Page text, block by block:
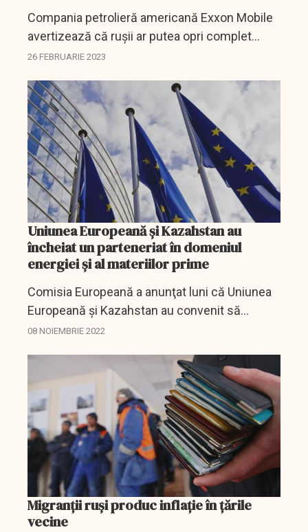
Compania petrolieră americană Exxon Mobile
avertizează că rușii ar putea opri complet
fluxul de țiței de pe conducta Caspian Pipeline
România.
26 FEBRUARIE 2023
Uniunea Europeană şi Kazahstan au
încheiat un parteneriat în domeniul
energiei şi al materiilor prime
Comisia Europeană a anunţat luni că Uniunea
Europeană şi Kazahstan au convenit să
coopereze mai strâns în domeniul energiei şi
08 NOIEMBRIE 2022
Migranții ruși produc inflație în țările
vecine